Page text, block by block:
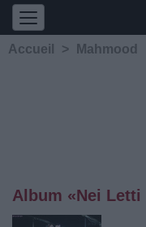
Accueil > Mahmood
Album «Nei Letti